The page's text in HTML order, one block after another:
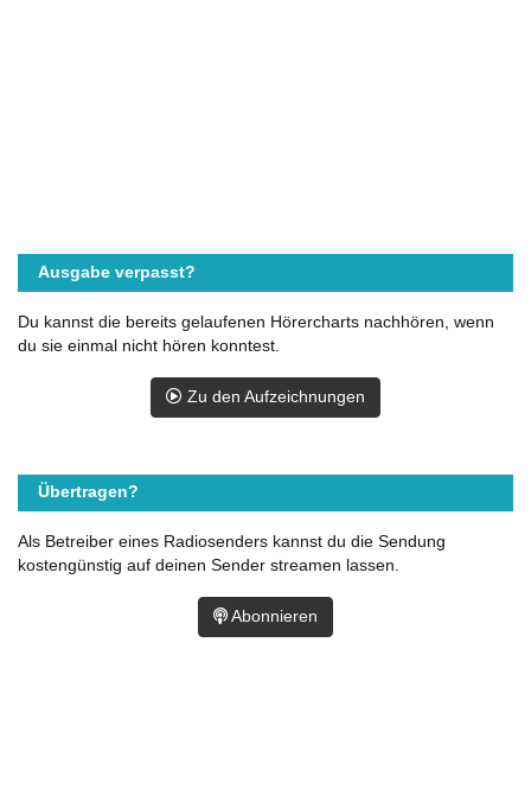
Ausgabe verpasst?
Du kannst die bereits gelaufenen Hörercharts nachhören, wenn
du sie einmal nicht hören konntest.
Zu den Aufzeichnungen
Übertragen?
Als Betreiber eines Radiosenders kannst du die Sendung
kostengünstig auf deinen Sender streamen lassen.
Abonnieren